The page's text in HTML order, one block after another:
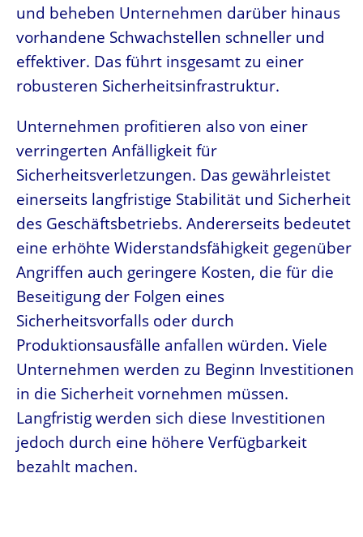
und beheben Unternehmen darüber hinaus
vorhandene Schwachstellen schneller und
effektiver. Das führt insgesamt zu einer
robusteren Sicherheitsinfrastruktur.
Unternehmen profitieren also von einer
verringerten Anfälligkeit für
Sicherheitsverletzungen. Das gewährleistet
einerseits langfristige Stabilität und Sicherheit
des Geschäftsbetriebs. Andererseits bedeutet
eine erhöhte Widerstandsfähigkeit gegenüber
Angriffen auch geringere Kosten, die für die
Beseitigung der Folgen eines
Sicherheitsvorfalls oder durch
Produktionsausfälle anfallen würden. Viele
Unternehmen werden zu Beginn Investitionen
in die Sicherheit vornehmen müssen.
Langfristig werden sich diese Investitionen
jedoch durch eine höhere Verfügbarkeit
bezahlt machen.